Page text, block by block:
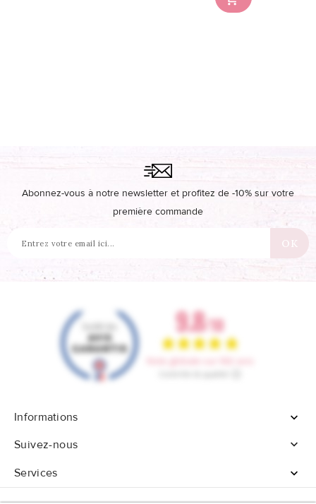
Abonnez-vous à notre newsletter et profitez de -10% sur votre
première commande
Informations

Suivez-nous

Services
